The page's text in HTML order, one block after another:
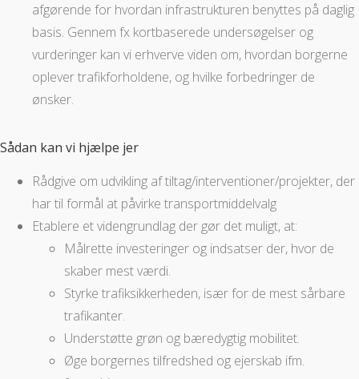
afgørende for hvordan infrastrukturen benyttes på daglig
basis. Gennem fx kortbaserede undersøgelser og
vurderinger kan vi erhverve viden om, hvordan borgerne
oplever trafikforholdene, og hvilke forbedringer de
ønsker.
Sådan kan vi hjælpe jer
Rådgive om udvikling af tiltag/interventioner/projekter, der
har til formål at påvirke transportmiddelvalg
Etablere et videngrundlag der gør det muligt, at:
Målrette investeringer og indsatser der, hvor de
skaber mest værdi.
Styrke trafiksikkerheden, især for de mest sårbare
trafikanter.
Understøtte grøn og bæredygtig mobilitet.
Øge borgernes tilfredshed og ejerskab ifm.